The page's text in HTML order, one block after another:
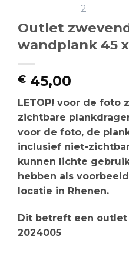
Outlet
wandplank 45
€ 45,00
LETOP! voor de foto
zichtbare
voor de foto, de
inclusief niet-
kunnen lichte
hebben als
locatie in Rhenen.
Dit betreft een
2024005